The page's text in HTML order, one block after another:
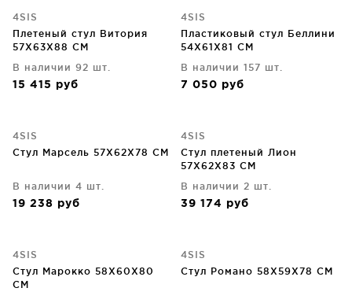
4SIS
Плетеный стул Витория
57X63X88 CM
В наличии 92 шт.
15 415 руб
4SIS
Пластиковый стул Беллини
54X61X81 CM
В наличии 157 шт.
7 050 руб
4SIS
Стул Марсель 57X62X78 CM
В наличии 4 шт.
19 238 руб
4SIS
Стул плетеный Лион
57X62X83 CM
В наличии 2 шт.
39 174 руб
4SIS
Стул Марокко 58X60X80
CM
4SIS
Стул Романо 58X59X78 CM